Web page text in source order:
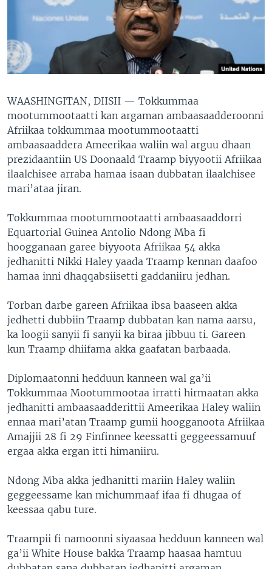
WAASHINGITAN, DIISII — Tokkummaa
mootummootaatti kan argaman ambaasaadderoonni
Afriikaa tokkummaa mootummootaatti
ambaasaaddera Ameerikaa waliin wal arguu dhaan
prezidaantiin US Doonaald Traamp biyyootii Afriikaa
ilaalchisee arraba hamaa isaan dubbatan ilaalchisee
mari’ataa jiran.
Tokkummaa mootummootaatti ambaasaaddorri
Equartorial Guinea Antolio Ndong Mba fi
hoogganaan garee biyyoota Afriikaa 54 akka
jedhanitti Nikki Haley yaada Traamp kennan daafoo
hamaa inni dhaqqabsiisetti gaddaniiru jedhan.
Torban darbe gareen Afriikaa ibsa baaseen akka
jedhetti dubbiin Traamp dubbatan kan nama aarsu,
ka loogii sanyii fi sanyii ka biraa jibbuu ti. Gareen
kun Traamp dhiifama akka gaafatan barbaada.
Diplomaatonni hedduun kanneen wal ga’ii
Tokkummaa Mootummootaa irratti hirmaatan akka
jedhanitti ambaasaadderittii Ameerikaa Haley waliin
ennaa mari’atan Traamp gumii hoogganoota Afriikaa
Amajjii 28 fi 29 Finfinnee keessatti geggeessamuuf
ergaa akka ergan itti himaniiru.
Ndong Mba akka jedhanitti mariin Haley waliin
geggeessame kan michummaaf ifaa fi dhugaa of
keessaa qabu ture.
Traampii fi namoonni siyaasaa hedduun kanneen wal
ga’ii White House bakka Traamp haasaa hamtuu